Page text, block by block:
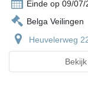
Einde op 09/
Belga Veilingen
Heuvelerweg